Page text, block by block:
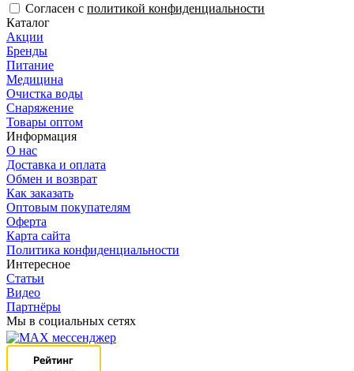
Согласен с политикой конфиденциальности
Каталог
Акции
Бренды
Питание
Медицина
Очистка воды
Снаряжение
Товары оптом
Информация
О нас
Доставка и оплата
Обмен и возврат
Как заказать
Оптовым покупателям
Оферта
Карта сайта
Политика конфиденциальности
Интересное
Статьи
Видео
Партнёры
Мы в социальных сетях